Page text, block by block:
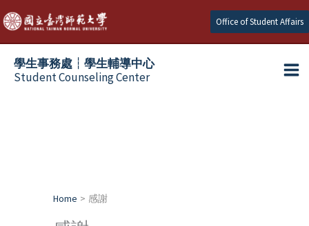
Skip
to
content
Office of Student Affairs
學生事務處┆學生輔導中心
Student Counseling Center
Home 感謝